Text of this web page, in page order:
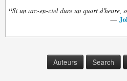
“Si un arc-en-ciel dure un quart d'heure,
—
Auteurs Search